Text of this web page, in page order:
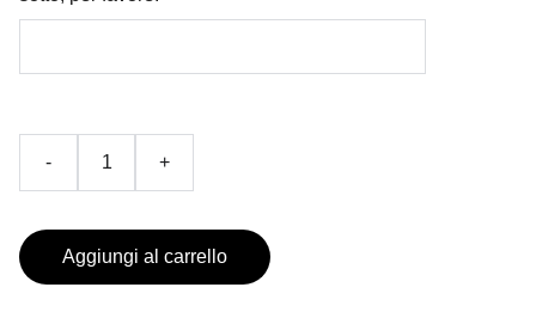
- +
Aggiungi al carrello